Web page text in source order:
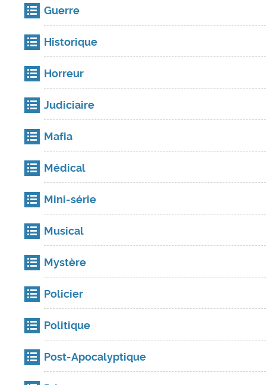
Guerre
Historique
Horreur
Judiciaire
Mafia
Médical
Mini-série
Musical
Mystère
Policier
Politique
Post-Apocalyptique